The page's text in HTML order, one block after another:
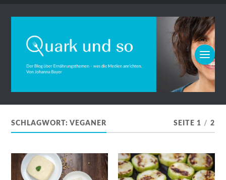
SCHLAGWORT:VEGANER SEITE 1 / 2